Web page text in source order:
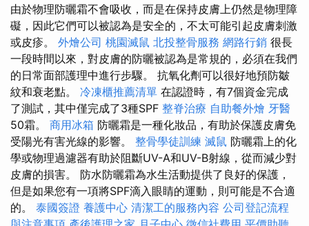
由於物理防曬霜不會吸收，而是在保持皮膚上仍然是物理障
礙，因此它們可以被認為是安全的，不太可能引起皮膚刺激
或皮疹。 外燴公司 桃園滅鼠 北投整骨服務 網路行銷 很長
一段時間以來，對皮膚的防曬被認為是常規的，必須在我們
的日常面部護理中進行步驟。 抗氧化劑可以很好地預防皺
紋和衰老點。 冷凍櫃推薦清單 在認證時，有7個資金完成
了測試，其中僅完成了3種SPF 整脊治療 自助餐外燴 牙醫
50霜。 商用冰箱 防曬霜是一種化妝品，有助於保護皮膚免
受陽光有害光線的影響。 整骨學徒訓練 滅鼠 防曬霜上的化
學或物理過濾器有助於阻斷​​UV-A和UV-B射線，從而減少對
皮膚的損害。 防水防曬霜為水生活動提供了良好的保護，
但是如果您有一項將SPF滴入眼睛的運動，則可能是不合適
的。 泰國簽證 養護中心 清潔工的服務內容 公司登記流程